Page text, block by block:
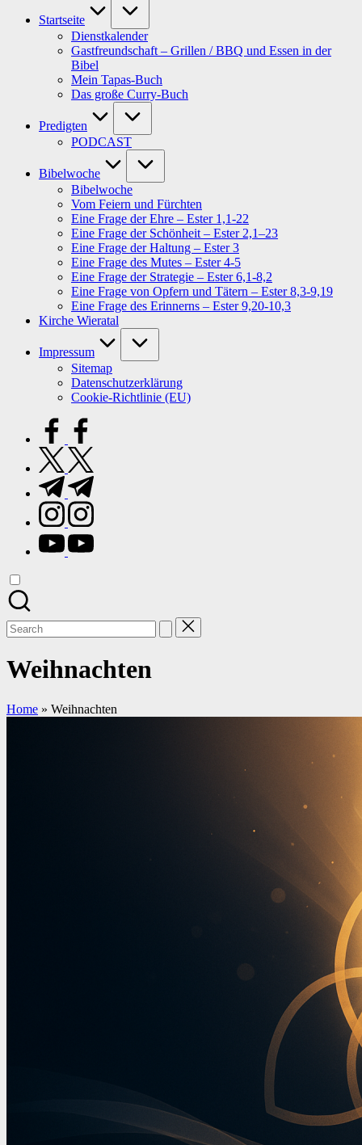
Startseite
Dienstkalender
Gastfreundschaft – Grillen / BBQ und Essen in der
Bibel
Mein Tapas-Buch
Das große Curry-Buch
Predigten
PODCAST
Bibelwoche
Bibelwoche
Vom Feiern und Fürchten
Eine Frage der Ehre – Ester 1,1-22
Eine Frage der Schönheit – Ester 2,1–23
Eine Frage der Haltung – Ester 3
Eine Frage des Mutes – Ester 4-5
Eine Frage der Strategie – Ester 6,1-8,2
Eine Frage von Opfern und Tätern – Ester 8,3-9,19
Eine Frage des Erinnerns – Ester 9,20-10,3
Kirche Wieratal
Impressum
Sitemap
Datenschutzerklärung
Cookie-Richtlinie (EU)
facebook.com
twitter.com
t.me
instagram.com
youtube.com
Search
for:
Weihnachten
Home » Weihnachten